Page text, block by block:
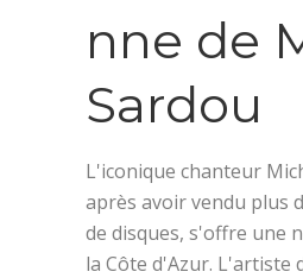
nne de
Sardou
L'iconique chanteur
après avoir vendu plus
de disques, s'offre une
la Côte d'Azur. L'artiste